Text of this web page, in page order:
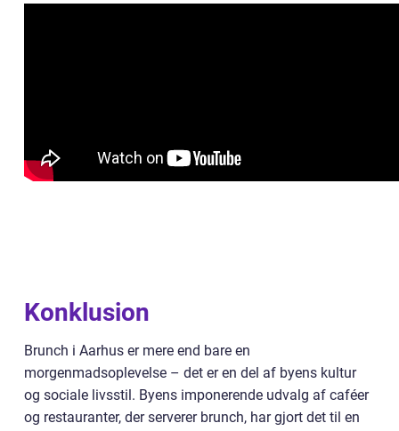
Konklusion
Brunch i Aarhus er mere end bare en
morgenmadsoplevelse – det er en del af byens kultur
og sociale livsstil. Byens imponerende udvalg af caféer
og restauranter, der serverer brunch, har gjort det til en